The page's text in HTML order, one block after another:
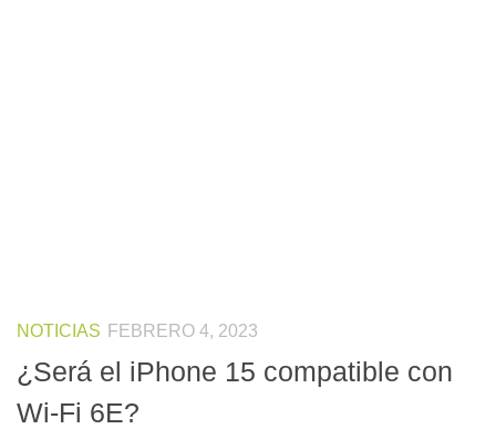
NOTICIAS FEBRERO 4, 2023
¿Será el iPhone 15 compatible con
Wi-Fi 6E?